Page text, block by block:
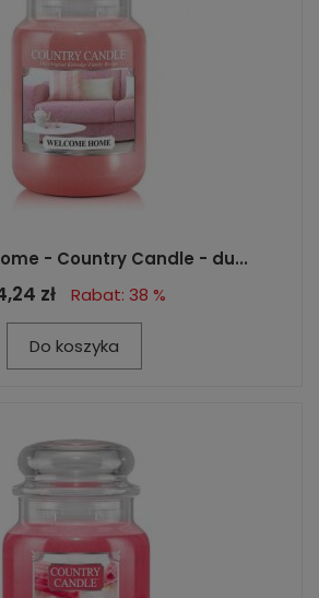
- Country Candle - du...
zł Rabat: 38 %
Do koszyka